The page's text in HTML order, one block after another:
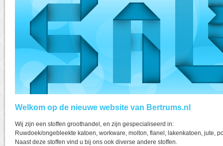
Welkom op de nieuwe website van Bertrums.nl
Wij zijn een stoffen groothandel, en zijn gespecialiseerd in:
Ruwdoek/ongebleekte katoen, workware, molton, flanel, lakenkatoen, jute,
Naast deze stoffen vind u bij ons ook diverse andere stoffen.